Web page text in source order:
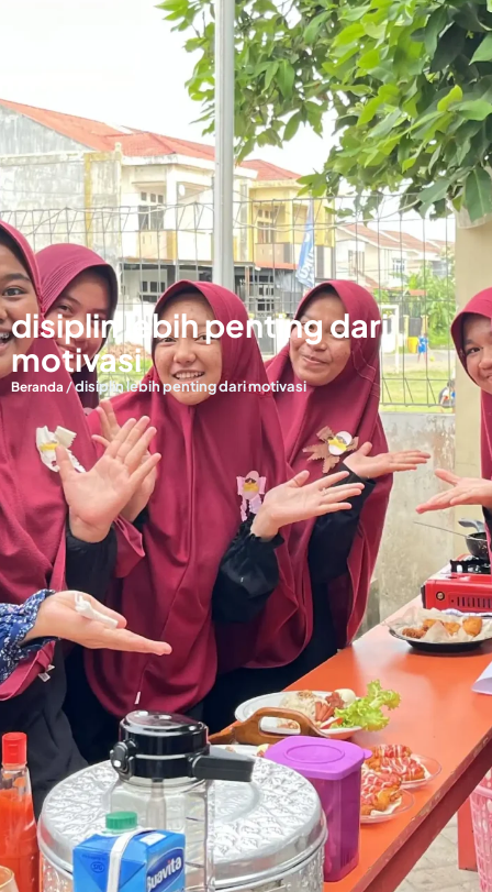
disiplin lebih penting dari
motivasi
Beranda /disiplin lebih penting dari motivasi